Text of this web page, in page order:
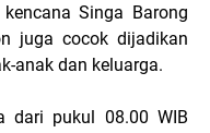
Singa Barong
juga cocok dijadikan
anak dan keluarga.
dari pukul 08.00 WIB